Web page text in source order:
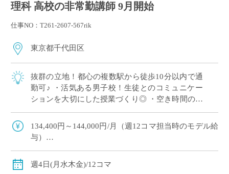
理科 高校の非常勤講師 9月開始
仕事NO：T261-2607-567rik
東京都千代田区
抜群の立地！都心の複数駅から徒歩10分以内で通
勤可♪ ・活気ある男子校！生徒とのコミュニケー
ションを大切にした授業づくり◎ ・空き時間の少
方も歓迎◎
134,400円～144,000円/月（週12コマ担当時のモデル給
与）
◇交通費別途支給
週4日(月水木金)/12コマ